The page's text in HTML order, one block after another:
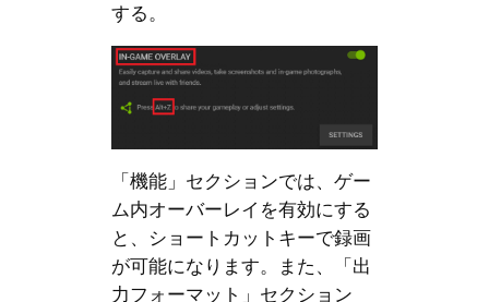
する。
「機能」セクションでは、ゲー
ム内オーバーレイを有効にする
と、ショートカットキーで録画
が可能になります。また、「出
力フォーマット」セクション